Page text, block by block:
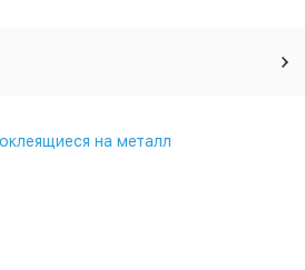
на металл